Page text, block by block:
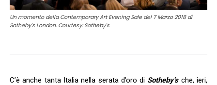
Un momento della Contemporary Art Evening Sale del 7 Marzo 2018 di
Sotheby's London. Courtesy: Sotheby's
C’è anche tanta Italia nella serata d’oro di Sotheby’sche, ieri,